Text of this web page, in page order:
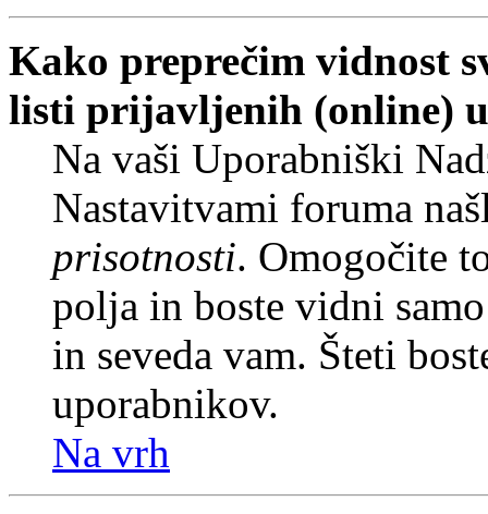
Kako preprečim vidnost
listi prijavljenih (online)
Na vaši Uporabniški
Nastavitvami foruma
prisotnosti. Omogočite
polja in boste vidni
in seveda vam. Šteti
uporabnikov.
Na vrh